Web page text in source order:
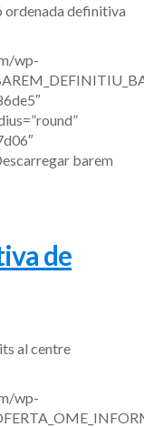
ordenada definitiva
wp-
barem
de
al centre
wp-